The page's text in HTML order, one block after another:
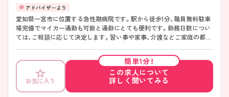
愛知県一宮市に位置する急性期病院です。駅から徒歩1分、職員無料駐車
場完備でマイカー通勤も可能と通勤にとても便利です。勤務日数につい
ては、ご相談に応じて決定します。習い事や家事、介護などご家庭の都合
ご興味ある方には、面接対策ポイントなど、さらに詳細をお話しいたしま
すのでお気軽にご相談ください。
お気に入り
簡単1分！
この求人について
詳しく聞いてみる